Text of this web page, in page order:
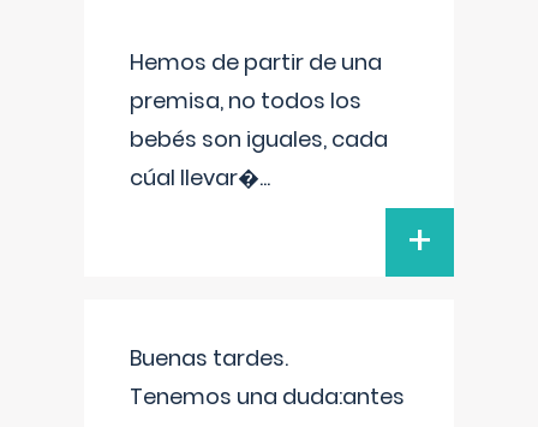
Hemos de partir de una
premisa, no todos los
bebés son iguales, cada
cúal llevar�...
+
Buenas tardes.
Tenemos una duda:antes